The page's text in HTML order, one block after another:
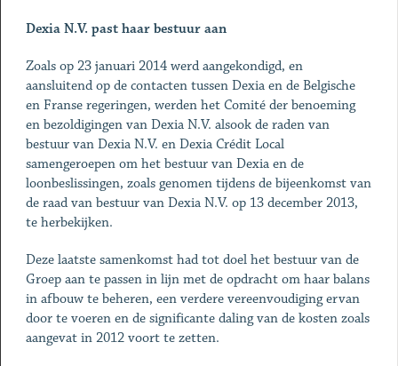
Dexia N.V. past haar bestuur aan
Zoals op 23 januari 2014 werd aangekondigd, en
aansluitend op de contacten tussen Dexia en de Belgische
en Franse regeringen, werden het Comité der benoeming
en bezoldigingen van Dexia N.V. alsook de raden van
bestuur van Dexia N.V. en Dexia Crédit Local
samengeroepen om het bestuur van Dexia en de
loonbeslissingen, zoals genomen tijdens de bijeenkomst van
de raad van bestuur van Dexia N.V. op 13 december 2013,
te herbekijken.
Deze laatste samenkomst had tot doel het bestuur van de
Groep aan te passen in lijn met de opdracht om haar balans
in afbouw te beheren, een verdere vereenvoudiging ervan
door te voeren en de significante daling van de kosten zoals
aangevat in 2012 voort te zetten.